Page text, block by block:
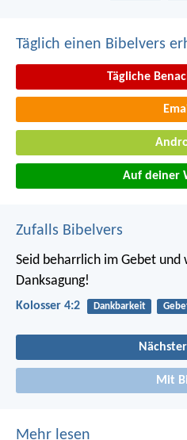
Täglich einen Bibelvers
Tägliche
Auf deiner
Zufalls Bibelvers
Seid beharrlich im Gebet
Danksagung!
Kolosser 4:2 Dankbarkeit
Mit
Mehr lesen